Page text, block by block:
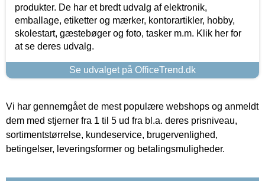
produkter. De har et bredt udvalg af elektronik,
emballage, etiketter og mærker, kontorartikler, hobby,
skolestart, gæstebøger og foto, tasker m.m. Klik her for
at se deres udvalg.
Se udvalget på OfficeTrend.dk
Vi har gennemgået de mest populære webshops og anmeldt
dem med stjerner fra 1 til 5 ud fra bl.a. deres prisniveau,
sortimentstørrelse, kundeservice, brugervenlighed,
betingelser, leveringsformer og betalingsmuligheder.